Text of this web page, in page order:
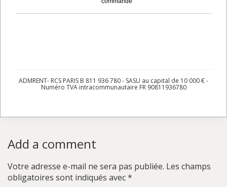
ADMRENT- RCS PARIS B 811 936 780 - SASU au capital de 10 000 € -
Numéro TVA intracommunautaire FR 90811936780
Add a comment
Votre adresse e-mail ne sera pas publiée. Les champs
obligatoires sont indiqués avec*